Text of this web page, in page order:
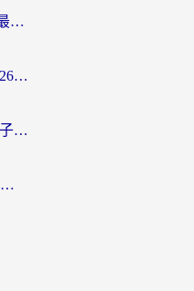
斧牛和light哪个好？海外华人最关心的回国加速器选择难题，一篇讲透
在国外怎么用虎牙不卡顿？2026海外华人亲测有效的回国加速器选择指南
斧牛和加速喵好用吗？海外游子的真实选择困境
马来西亚留学生回国VPN怎么选？3个避坑点+1款实测好用的加速器推荐